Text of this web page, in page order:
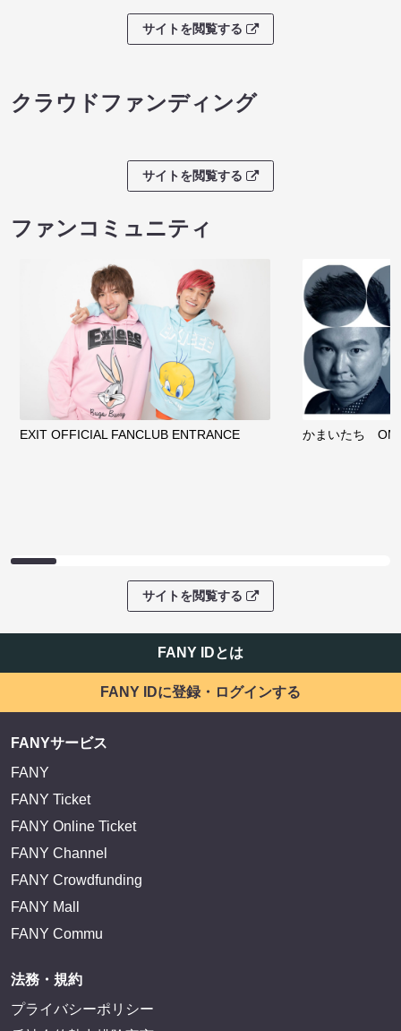
サイトを閲覧する
クラウドファンディング
サイトを閲覧する
ファンコミュニティ
EXIT OFFICIAL FANCLUB ENTRANCE かまいたち
サイトを閲覧する
FANY IDとは
FANY IDに登録・ログインする
FANYサービス
FANY
FANY Ticket
FANY Online Ticket
FANY Channel
FANY Crowdfunding
FANY Mall
FANY Commu
法務・規約
プライバシーポリシー